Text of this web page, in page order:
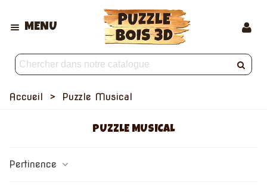
MENU
Accueil > Puzzle Musical
PUZZLE MUSICAL
Pertinence